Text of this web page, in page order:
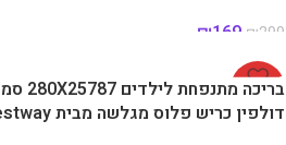
₪299
₪169
-37%
בריכה מתנפחת לילדים 280X25787 סמ
דולפין כריש פלוס מגלשה מבית Bestway